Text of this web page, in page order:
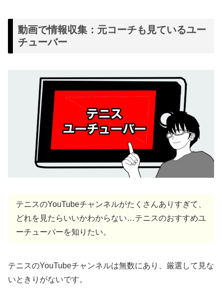
動画で情報収集：元コーチも見ているユー
チューバー
テニスのYouTubeチャンネルがたくさんありすぎて、
どれを見たらいいかわからない…テニスのおすすめユ
ーチューバーを知りたい。
テニスのYouTubeチャンネルは無数にあり、厳選して見な
いときりがないです。